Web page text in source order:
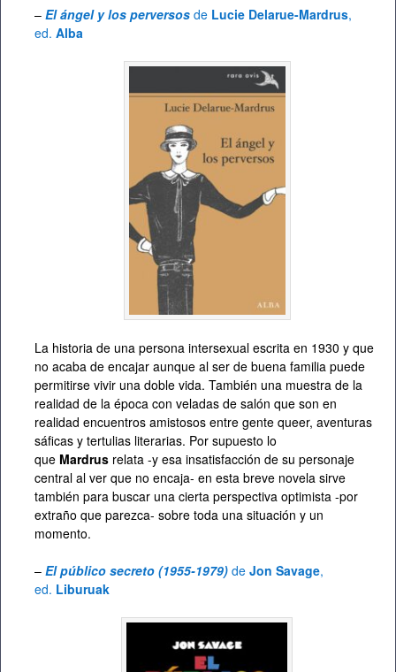
– El ángel y los perversos de Lucie Delarue-Mardrus,
ed. Alba
La historia de una persona intersexual escrita en 1930 y que
no acaba de encajar aunque al ser de buena familia puede
permitirse vivir una doble vida. También una muestra de la
realidad de la época con veladas de salón que son en
realidad encuentros amistosos entre gente queer, aventuras
sáficas y tertulias literarias. Por supuesto lo
que Mardrus relata -y esa insatisfacción de su personaje
central al ver que no encaja- en esta breve novela sirve
también para buscar una cierta perspectiva optimista -por
extraño que parezca- sobre toda una situación y un
momento.
– El público secreto (1955-1979) de Jon Savage,
ed. Liburuak